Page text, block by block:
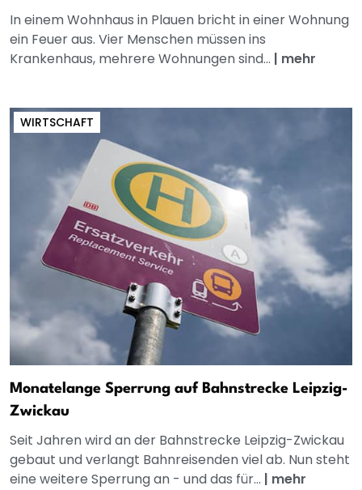
In einem Wohnhaus in Plauen bricht in einer Wohnung
ein Feuer aus. Vier Menschen müssen ins
Krankenhaus, mehrere Wohnungen sind... | mehr
WIRTSCHAFT
Monatelange Sperrung auf Bahnstrecke Leipzig-
Zwickau
Seit Jahren wird an der Bahnstrecke Leipzig-Zwickau
gebaut und verlangt Bahnreisenden viel ab. Nun steht
eine weitere Sperrung an - und das für... | mehr